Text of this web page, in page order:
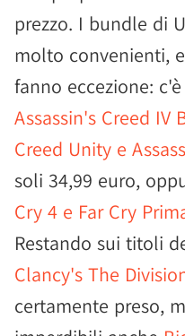
prezzo. I bundle di
molto convenienti,
fanno eccezione:
Assassin's Creed IV
Creed Unity e
soli 34,99 euro,
Cry 4 e Far Cry
Restando sui titoli
Clancy's The
certamente preso,